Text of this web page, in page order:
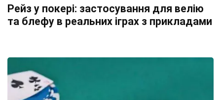
Рейз у покері: застосування для велію
та блефу в реальних іграх з прикладами